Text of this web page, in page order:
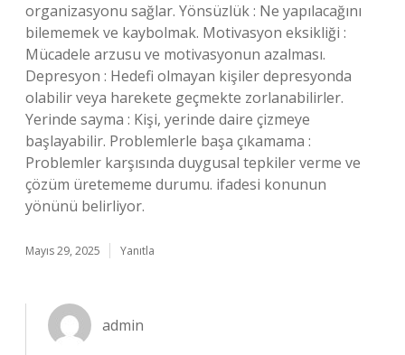
organizasyonu sağlar. Yönsüzlük : Ne yapılacağını
bilememek ve kaybolmak. Motivasyon eksikliği :
Mücadele arzusu ve motivasyonun azalması.
Depresyon : Hedefi olmayan kişiler depresyonda
olabilir veya harekete geçmekte zorlanabilirler.
Yerinde sayma : Kişi, yerinde daire çizmeye
başlayabilir. Problemlerle başa çıkamama :
Problemler karşısında duygusal tepkiler verme ve
çözüm üretememe durumu. ifadesi konunun
yönünü belirliyor.
Mayıs 29, 2025 Yanıtla
admin